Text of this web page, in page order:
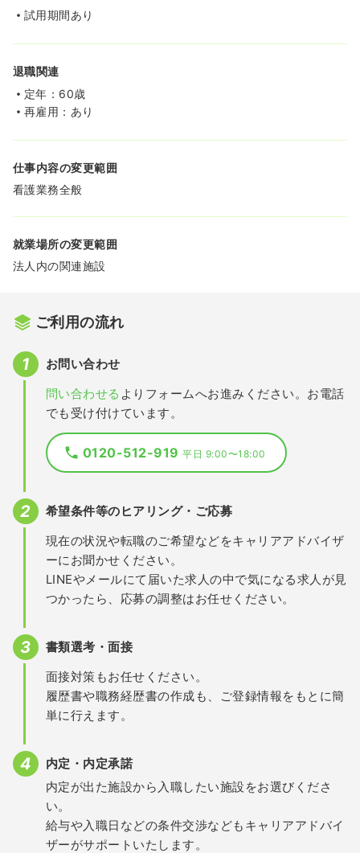
試用期間あり
退職関連
定年：60歳
再雇用：あり
仕事内容の変更範囲
看護業務全般
就業場所の変更範囲
法人内の関連施設
ご利用の流れ
お問い合わせ
問い合わせる よりフォームへお進みください。お電話
でも受け付けています。
0120-512-919平日 9:00〜18:00
希望条件等のヒアリング・ご応募
現在の状況や転職のご希望などをキャリアアドバイザ
ーにお聞かせください。
LINEやメールにて届いた求人の中で気になる求人が見
つかったら、応募の調整はお任せください。
書類選考・面接
面接対策もお任せください。
履歴書や職務経歴書の作成も、ご登録情報をもとに簡
単に行えます。
内定・内定承諾
内定が出た施設から入職したい施設をお選びくださ
い。
給与や入職日などの条件交渉などもキャリアアドバイ
ザーがサポートいたします。